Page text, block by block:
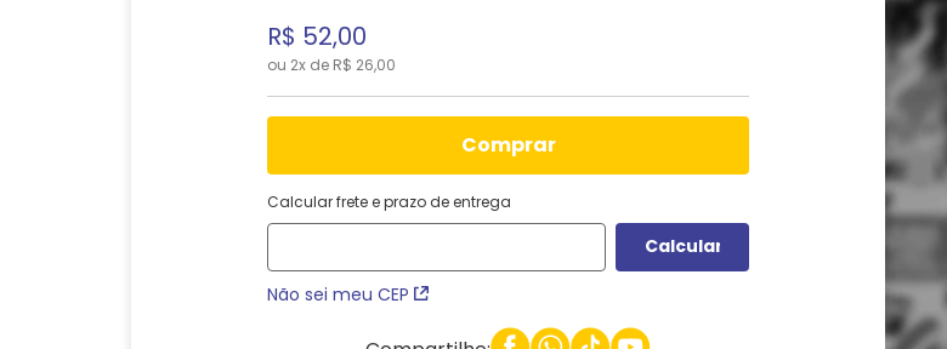
R$ 52,00
ou 2x de R$ 26,00
comprar
Calcular frete e prazo de entrega
Não sei meu CEP